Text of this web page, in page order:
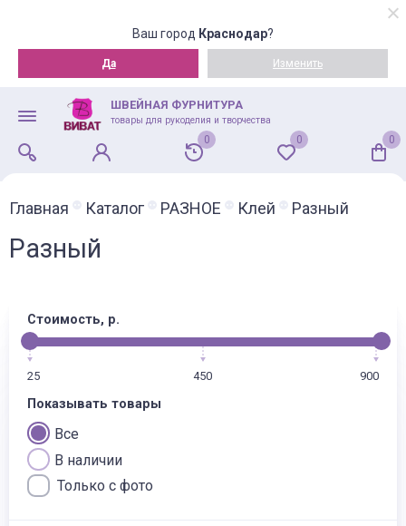
Ваш город Краснодар?
Да Изменить
ШВЕЙНАЯ ФУРНИТУРА
товары для рукоделия и творчества
0 0 0
Главная Каталог РАЗНОЕ Клей Разный
Разный
Стоимость, р.
25 450 900
Показывать товары
Все
В наличии
Только с фото